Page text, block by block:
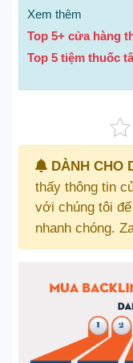
Xem thêm
Top 5+ cửa hàng
Top 5 tiệm thuốc
DÀNH CHO
thấy thông tin
với chúng tôi
nhanh chóng.